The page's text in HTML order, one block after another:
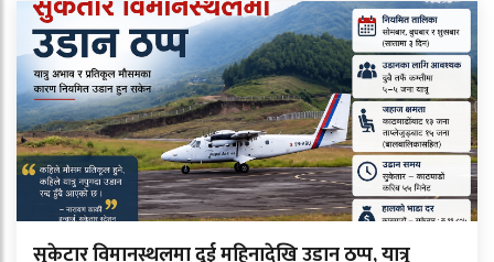
सुकेटार विमानस्थलमा दुई महिनादेखि उडान ठप्प, यात्रु